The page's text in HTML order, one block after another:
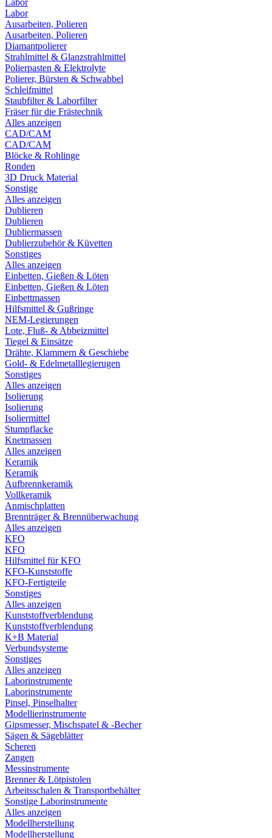
Labor
Labor
Ausarbeiten, Polieren
Ausarbeiten, Polieren
Diamantpolierer
Strahlmittel & Glanzstrahlmittel
Polierpasten & Elektrolyte
Polierer, Bürsten & Schwabbel
Schleifmittel
Staubfilter & Laborfilter
Fräser für die Frästechnik
Alles anzeigen
CAD/CAM
CAD/CAM
Blöcke & Rohlinge
Ronden
3D Druck Material
Sonstige
Alles anzeigen
Dublieren
Dublieren
Dubliermassen
Dublierzubehör & Küvetten
Sonstiges
Alles anzeigen
Einbetten, Gießen & Löten
Einbetten, Gießen & Löten
Einbettmassen
Hilfsmittel & Gußringe
NEM-Legierungen
Lote, Fluß- & Abbeizmittel
Tiegel & Einsätze
Drähte, Klammern & Geschiebe
Gold- & Edelmetalllegierugen
Sonstiges
Alles anzeigen
Isolierung
Isolierung
Isoliermittel
Stumpflacke
Knetmassen
Alles anzeigen
Keramik
Keramik
Aufbrennkeramik
Vollkeramik
Anmischplatten
Brennträger & Brennüberwachung
Alles anzeigen
KFO
KFO
Hilfsmittel für KFO
KFO-Kunststoffe
KFO-Fertigteile
Sonstiges
Alles anzeigen
Kunststoffverblendung
Kunststoffverblendung
K+B Material
Verbundsysteme
Sonstiges
Alles anzeigen
Laborinstrumente
Laborinstrumente
Pinsel, Pinselhalter
Modellierinstrumente
Gipsmesser, Mischspatel & -Becher
Sägen & Sägeblätter
Scheren
Zangen
Messinstrumente
Brenner & Lötpistolen
Arbeitsschalen & Transportbehälter
Sonstige Laborinstrumente
Alles anzeigen
Modellherstellung
Modellherstellung